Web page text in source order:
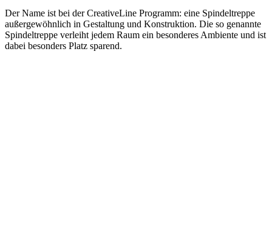
Der Name ist bei der CreativeLine Programm: eine Spindeltreppe
außergewöhnlich in Gestaltung und Konstruktion. Die so genannte
Spindeltreppe verleiht jedem Raum ein besonderes Ambiente und ist
dabei besonders Platz sparend.